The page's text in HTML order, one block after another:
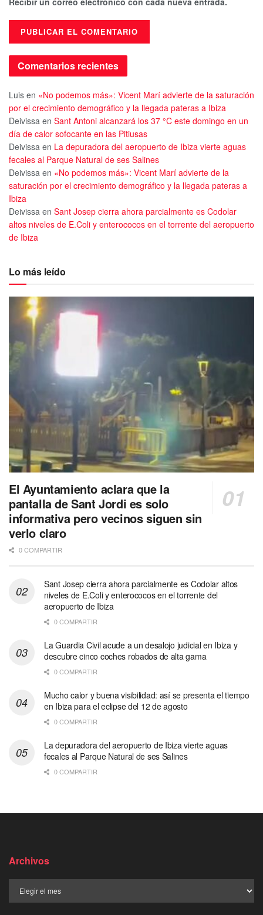
Comentarios recientes
Luis en «No podemos más»: Vicent Marí advierte de la saturación
por el crecimiento demográfico y la llegada pateras a Ibiza
Deivissa en Sant Antoni alcanzará los 37 °C este domingo en un
día de calor sofocante en las Pitiusas
Deivissa en La depuradora del aeropuerto de Ibiza vierte aguas
fecales al Parque Natural de ses Salines
Deivissa en «No podemos más»: Vicent Marí advierte de la
saturación por el crecimiento demográfico y la llegada pateras a
Ibiza
Deivissa en Sant Josep cierra ahora parcialmente es Codolar
altos niveles de E.Coli y enterococos en el torrente del aeropuerto
de Ibiza
Lo más leído
El Ayuntamiento aclara que la
pantalla de Sant Jordi es solo
informativa pero vecinos siguen sin
verlo claro
0 COMPARTIR
Sant Josep cierra ahora parcialmente es Codolar altos
niveles de E.Coli y enterococos en el torrente del
aeropuerto de Ibiza
0 COMPARTIR
La Guardia Civil acude a un desalojo judicial en Ibiza y
descubre cinco coches robados de alta gama
0 COMPARTIR
Mucho calor y buena visibilidad: así se presenta el tiempo
en Ibiza para el eclipse del 12 de agosto
0 COMPARTIR
La depuradora del aeropuerto de Ibiza vierte aguas
fecales al Parque Natural de ses Salines
0 COMPARTIR
Archivos